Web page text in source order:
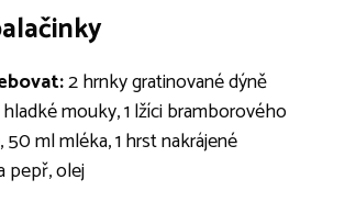
2 hrnky gratinované dýně
hladké mouky, 1 lžíci bramborového
50 ml mléka, 1 hrst nakrájené
pepř, olej